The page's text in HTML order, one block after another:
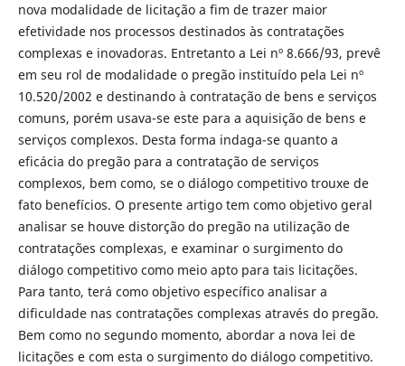
nova modalidade de licitação a fim de trazer maior
efetividade nos processos destinados às contratações
complexas e inovadoras. Entretanto a Lei nº 8.666/93, prevê
em seu rol de modalidade o pregão instituído pela Lei nº
10.520/2002 e destinando à contratação de bens e serviços
comuns, porém usava-se este para a aquisição de bens e
serviços complexos. Desta forma indaga-se quanto a
eficácia do pregão para a contratação de serviços
complexos, bem como, se o diálogo competitivo trouxe de
fato benefícios. O presente artigo tem como objetivo geral
analisar se houve distorção do pregão na utilização de
contratações complexas, e examinar o surgimento do
diálogo competitivo como meio apto para tais licitações.
Para tanto, terá como objetivo específico analisar a
dificuldade nas contratações complexas através do pregão.
Bem como no segundo momento, abordar a nova lei de
licitações e com esta o surgimento do diálogo competitivo.